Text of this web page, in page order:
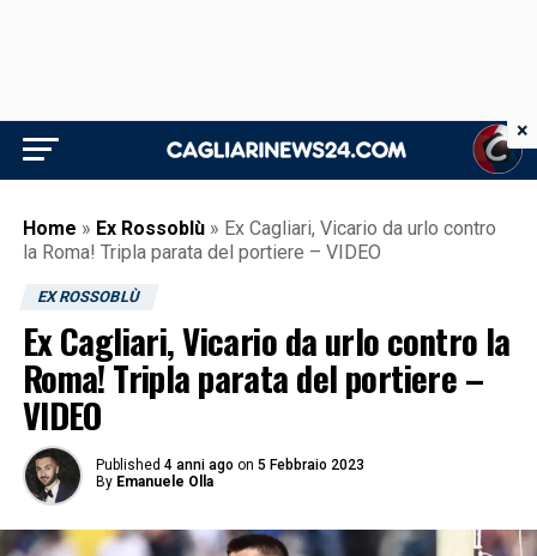
Home » Ex Rossoblù » Ex Cagliari, Vicario da urlo contro
la Roma! Tripla parata del portiere – VIDEO
EX ROSSOBLÙ
Ex Cagliari, Vicario da urlo contro la
Roma! Tripla parata del portiere –
VIDEO
Published 4 anni ago on 5 Febbraio 2023
By Emanuele Olla
×